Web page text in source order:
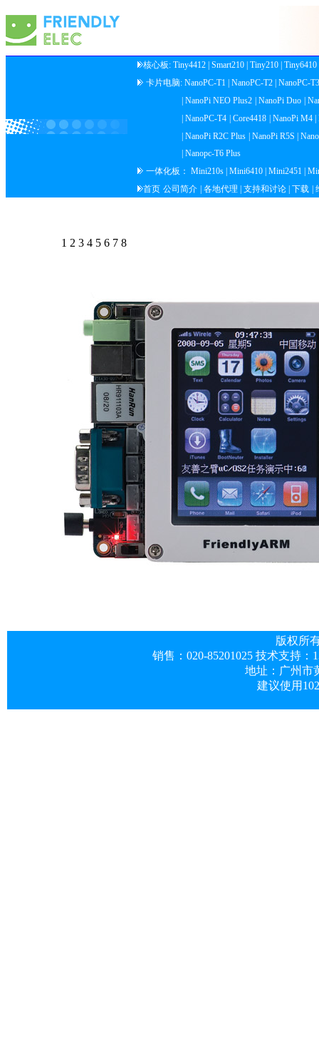
核心板: Tiny4412 | Smart210 | Tiny210 | Tiny6410
卡片电脑: NanoPC-T1 | NanoPC-T2 | NanoPC-
| NanoPi NEO Plus2
| NanoPi Duo
|
| NanoPC-T4
| Core4418 | NanoPi M4
| NanoPi R2C Plus
| NanoPi R5S
|
| Nanopc-T6 Plus
一体化板： Mini210s | Mini6410 | Mini2451 |
首页 公司简介 | 各地代理 | 支持和讨论 | 下载 |
1 2 3 4 5 6 7 8
版权所
销售：020-85201025 技术支持：
地址：广州市
建议使用